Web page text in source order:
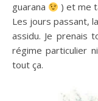
guarana
) et me
Les jours passant,
assidu. Je prenais
régime particulier
tout ça.